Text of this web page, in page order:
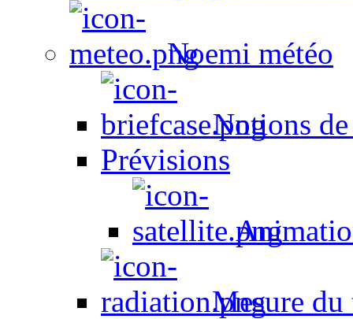
Noemi météo
Notions
Prévisions
Mesure du